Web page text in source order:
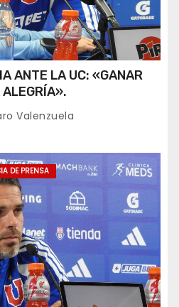
ANTE LA UC: «GANAR
ALEGRÍA».
Valenzuela
DE PRENSA